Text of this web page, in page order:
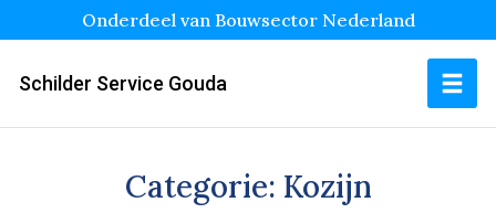
Onderdeel van Bouwsector Nederland
Schilder Service Gouda
Categorie: Kozijn